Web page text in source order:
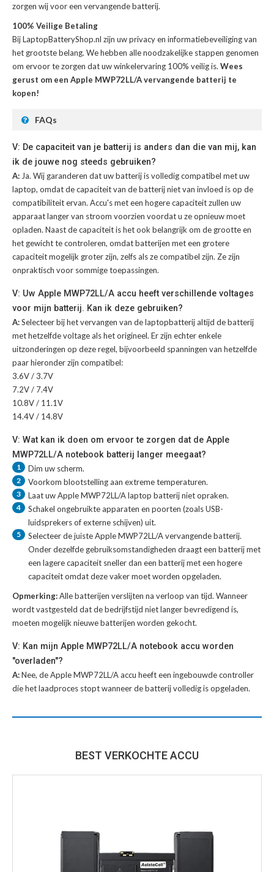
zorgen wij voor een vervangende batterij.
100% Veilige Betaling
Bij LaptopBatteryShop.nl zijn uw privacy en informatiebeveiliging van
het grootste belang. We hebben alle noodzakelijke stappen genomen
om ervoor te zorgen dat uw winkelervaring 100% veilig is. Wees
gerust om een Apple MWP72LL/A vervangende batterij te
kopen!
FAQs
V: De capaciteit van je batterij is anders dan die van mij, kan
ik de jouwe nog steeds gebruiken?
A: Ja. Wij garanderen dat uw batterij is volledig compatibel met uw
laptop, omdat de capaciteit van de batterij niet van invloed is op de
compatibiliteit ervan. Accu's met een hogere capaciteit zullen uw
apparaat langer van stroom voorzien voordat u ze opnieuw moet
opladen. Naast de capaciteit is het ook belangrijk om de grootte en
het gewicht te controleren, omdat batterijen met een grotere
capaciteit mogelijk groter zijn, zelfs als ze compatibel zijn. Ze zijn
onpraktisch voor sommige toepassingen.
V: Uw Apple MWP72LL/A accu heeft verschillende voltages
voor mijn batterij. Kan ik deze gebruiken?
A:Selecteer bij het vervangen van de laptopbatterij altijd de batterij
met hetzelfde voltage als het origineel. Er zijn echter enkele
uitzonderingen op deze regel, bijvoorbeeld spanningen van hetzelfde
paar hieronder zijn compatibel:
3.6V / 3.7V
7.2V / 7.4V
10.8V / 11.1V
14.4V / 14.8V
V: Wat kan ik doen om ervoor te zorgen dat de Apple
MWP72LL/A notebook batterij langer meegaat?
1 Dim uw scherm.
2 Voorkom blootstelling aan extreme temperaturen.
3 Laat uwApple MWP72LL/A laptop batterijniet opraken.
4
Schakel ongebruikte apparaten en poorten (zoals USB-
luidsprekers of externe schijven) uit.
5 Selecteer de juisteApple MWP72LL/A vervangende batterij.
Onder dezelfde gebruiksomstandigheden draagt een batterij met
een lagere capaciteit sneller dan een batterij met een hogere
capaciteit omdat deze vaker moet worden opgeladen.
Opmerking:Alle batterijen verslijten na verloop van tijd. Wanneer
wordt vastgesteld dat de bedrijfstijd niet langer bevredigend is,
moeten mogelijk nieuwe batterijen worden gekocht.
V: Kan mijn Apple MWP72LL/A notebook accu worden
"overladen"?
A:Nee, de Apple MWP72LL/A accu heeft een ingebouwde controller
die het laadproces stopt wanneer de batterij volledig is opgeladen.
BEST VERKOCHTE ACCU